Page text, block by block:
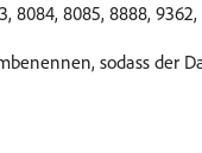
8084, 8085, 8888, 9362,
sodass der